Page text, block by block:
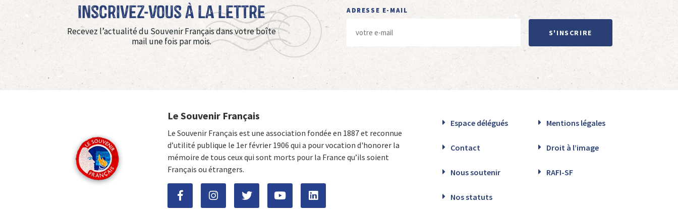
Inscrivez-vous à La Lettre
Recevez l’actualité du Souvenir Français dans votre boîte
mail une fois par mois.
ADRESSE E-MAIL
S'INSCRIRE
Le Souvenir Français
Le Souvenir Français est une association fondée en 1887 et reconnue
d’utilité publique le 1er février 1906 qui a pour vocation d'honorer la
mémoire de tous ceux qui sont morts pour la France qu’ils soient
Français ou étrangers.
Espace délégués Mentions légales
Contact Droit à l’image
Nous soutenir RAFI-SF
Nos statuts